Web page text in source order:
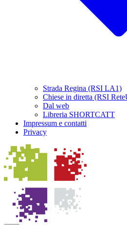
Strada Regina (RSI LA1)
Chiese in diretta (RSI
Dal web
Libreria SHORTCATT
Impressum e contatti
Privacy